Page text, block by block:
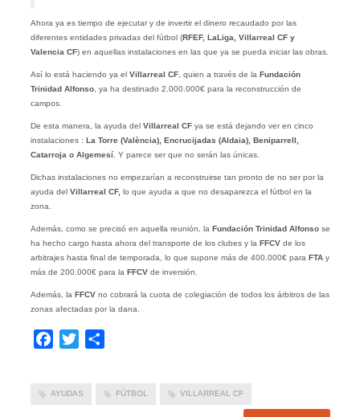
Ahora ya es tiempo de ejecutar y de invertir el dinero recaudado por las
diferentes entidades privadas del fútbol (RFEF, LaLiga, Villarreal CF y
Valencia CF) en aquellas instalaciones en las que ya se pueda iniciar las obras.
Así lo está haciendo ya el Villarreal CF, quien a través de la Fundación
Trinidad Alfonso, ya ha destinado 2.000.000€ para la reconstrucción de
campos.
De esta manera, la ayuda delVillarreal CF ya se está dejando ver en cinco
instalaciones : La Torre (València), Encrucijadas (Aldaia), Beniparrell,
Catarroja o Algemesí. Y parece ser que no serán las únicas.
Dichas instalaciones no empezarían a reconstruirse tan pronto de no ser por la
ayuda delVillarreal CF, lo que ayuda a que no desaparezca el fútbol en la
zona.
Además, como se precisó en aquella reunión, la Fundación Trinidad Alfonsose
ha hecho cargo hasta ahora del transporte de los clubes y la FFCVde los
arbitrajes hasta final de temporada, lo que supone más de 400.000€ para FTAy
más de 200.000€ para la FFCVde inversión.
Además, la FFCVno cobrará la cuota de colegiación de todos los árbitros de las
zonas afectadas por la dana.
Facebook
Twitter
AYUDAS FÚTBOL VILLARREAL CF